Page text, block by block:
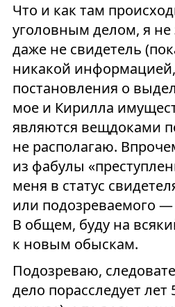
Что и как там
уголовным делом, я
даже не свидетель
никакой
постановления о
мое и Кирилла
являются вещдоками
не располагаю.
из фабулы
меня в статус
или подозреваемого
В общем, буду на
к новым обыскам.
Подозреваю,
дело порасследует лет